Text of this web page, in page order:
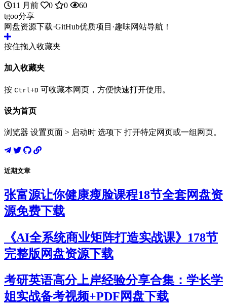
11 月前
0 0
60
tgoo分享
网盘资源下载·GitHub优质项目·趣味网站导航！
按住拖入收藏夹
加入收藏夹
按 Ctrl+D 可收藏本网页，方便快速打开使用。
设为首页
浏览器 设置页面 > 启动时 选项下 打开特定网页或一组网页。
近期文章
张富源让你健康瘦脸课程18节全套网盘资
源免费下载
《AI全系统商业矩阵打造实战课》178节
完整版网盘资源下载
考研英语高分上岸经验分享合集：学长学
姐实战备考视频+PDF网盘下载